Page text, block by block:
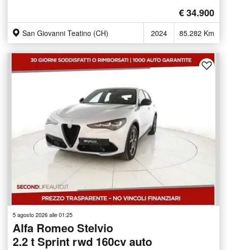
€ 34.900
San Giovanni Teatino (CH) 2024 85.282 Km
5 agosto 2026 alle 01:25
Alfa Romeo Stelvio
2.2 t Sprint rwd 160cv auto